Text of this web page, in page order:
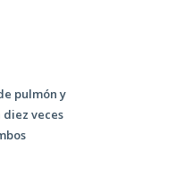
pulmón y
veces